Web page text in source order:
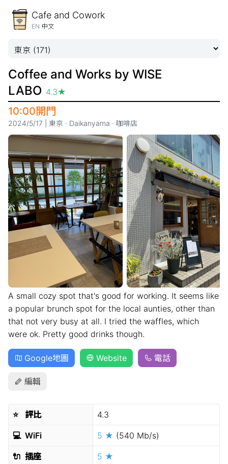
Cafe and Cowork
EN 中文
Coffee and Works by WISE
LABO 4.3★
10:00開門
2024/5/17 東京 · Daikanyama · 咖啡店
A small cozy spot that's good for working. It seems like
a popular brunch spot for the local aunties, other than
that not very busy at all. I tried the waffles, which
were ok. Pretty good drinks though.
Google地圖 Website 電話
編輯
⭐️ 評比 4.3
💻 WiFi 5 ★ (540 Mb/s)
🔌 插座 5 ★